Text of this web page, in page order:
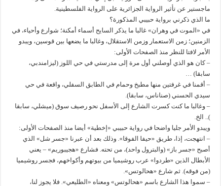
ماجستير عن تأثير الرواية الجزائرية على الرواية الفلسطينية.
ما الذي ذكرني برواية حبيبي المذكورة؟
في «الموت في وهران» غالبا ما يذكر السايح أسماء أمكنة؛ شوارع وأحياء، في
الزمنين؛ زمن الاستعمار وزمن الاستقلال، وغالبا ما يضعها بين قوسين، ويبدو
الأمر لافتا للنظر منذ الصفحات الأولى:
– كان هو الذي أوصلني أول مرة إلى مدرستي في حي اللوز (ليزامندبي،
سابقا) …
– أقمنا في غرفتين منها مطبخ وحمام في الطابق السفلي، واقعة في حي
سيدي الحسني (صناناس، سابقا).
– وغالبا ما كنت كسرت الشارع إلى الأسفل نحو رصيف سوق (ميشلي، سابقا
).. الخ.
ويبدو الأمر جليا واضحا في رواية حبيبي «إخطية» أيضا منذ الصفحات الأولى:
– انتهجت، إذا، طريق «حيفا الفوقا». وذلك بعد أن عبرنا «جسر شل» الذي
أصبح «جسر باز» (والبترول واحد)، من تحته. فشارع «هجيبوريم» – يعني
الأبطال الذين «طردوا» عرب روشيميا من بيوتهم وأكواخهم، فجسر روشيميا
(من فوقه). ثم شارع «هحالوتس».
– سموا هذا الشارع باسم «هحالوتس» ومعناه «الطليعي». فلا يجوز لنا،